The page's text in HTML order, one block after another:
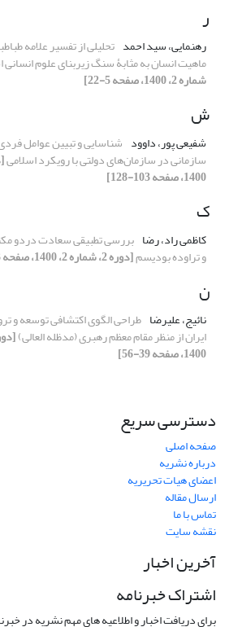
ر
رهنمایی، سید احمد تحلیلی از تفسیر علامه
ماهیت انسان به مثابۀ سنگ زیربنای علوم انسانی
شماره 2، 1400، صفحه 5-22]
ش
شفیعی پور، داوود شناسایی و تبیین عوامل
سازمانی در سازمان‌های دولتی با رویکرد اسلامی
1400، صفحه 103-128]
ک
کاظمی راد، رضا بررسی تطبیقی سعادت دردو
و تراوده بودیسم[دوره 2، شماره 2، 1400، صفحه 23-38]
ن
نائیج، علیرضا طراحی الگوی اکتشافی توسعه و
ایران از منظر مقام معظم رهبری (مدظله العالی)
1400، صفحه 39-56]
دسترسی سریع
صفحه اصلی
درباره نشریه
اعضای هیات تحریریه
ارسال مقاله
تماس با ما
نقشه سایت
آخرین اخبار
اشتراک خبرنامه
برای دریافت اخبار و اطلاعیه های مهم نشریه در